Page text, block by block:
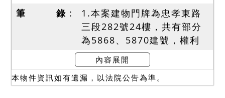
筆 錄
1.本案建物門牌為忠孝東路
三段282號24樓，共有部分
為5868、5870建號，權利
範圍依序為278/10000、
403/10000(含停車位編號
B4-82、B4-83、B4-84)，
內容展開
本物件資訊如有遺漏，以法院公告為準。